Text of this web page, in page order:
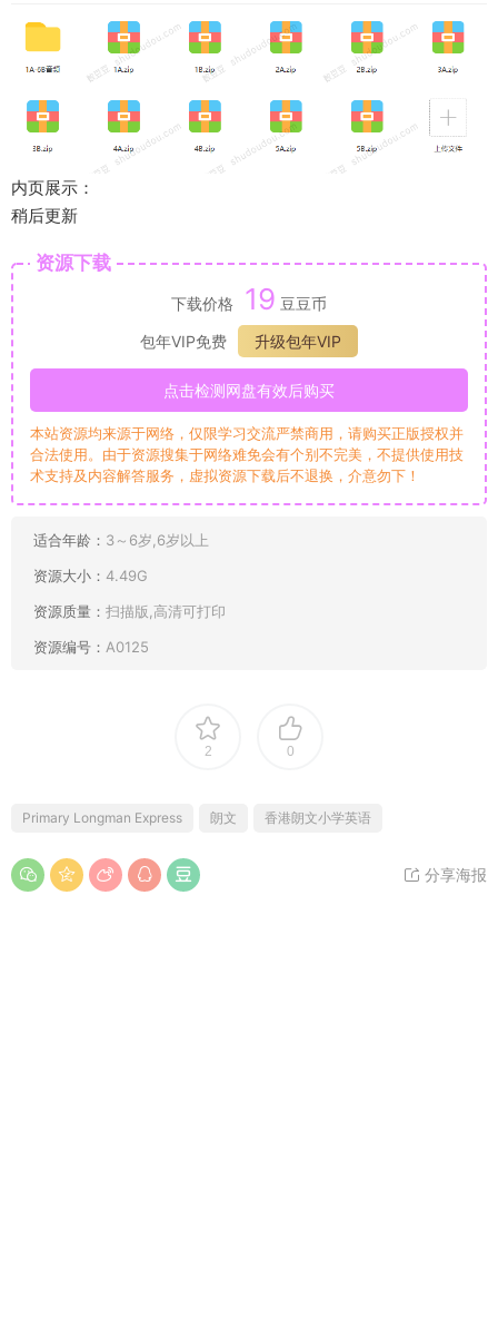
内页展示：
稍后更新
资源下载
下载价格 19 豆豆币
包年VIP免费
升级包年VIP
点击检测网盘有效后购买
本站资源均来源于网络，仅限学习交流严禁商用，请购买正版授权并
合法使用。由于资源搜集于网络难免会有个别不完美，不提供使用技
术支持及内容解答服务，虚拟资源下载后不退换，介意勿下！
适合年龄： 3～6岁,6岁以上
资源大小： 4.49G
资源质量： 扫描版,高清可打印
资源编号： A0125
2 0
Primary Longman Express 朗文 香港朗文小学英语
分享海报